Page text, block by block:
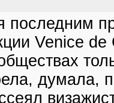
последним
Venice
думала,